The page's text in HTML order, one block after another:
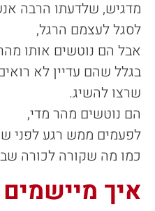
מדגיש, שלדעתו הרבה
לסגל לעצמם הרגל,
אבל הם נוטשים אותו
בגלל שהם עדיין לא
שרצו להשיג.
הם נוטשים מהר מדי,
לפעמים ממש רגע לפני
כמו מה שקורה לכורה
איך